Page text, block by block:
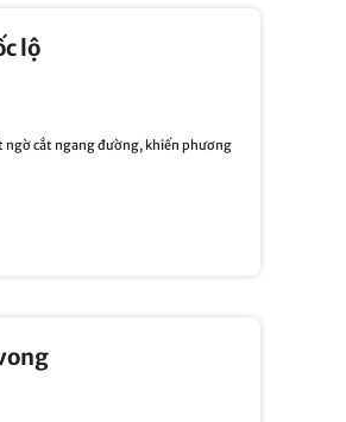
lộ
ngờ cắt ngang đường, khiến phương